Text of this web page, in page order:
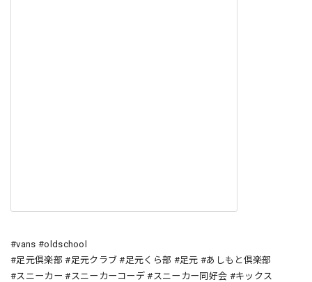
#vans #oldschool
#足元倶楽部 #足元クラブ #足元くら部 #足元 #あしもと倶楽部
#スニーカー #スニーカーコーデ #スニーカー同好会 #キックス